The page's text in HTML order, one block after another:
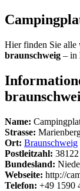
Hier finden Sie alle
braunschweig – in
Name:
Strasse:
Ort: Braunschweig
Postleitzahl: 38122
Bundesland:
Webseite: http://
Telefon: +49 1590